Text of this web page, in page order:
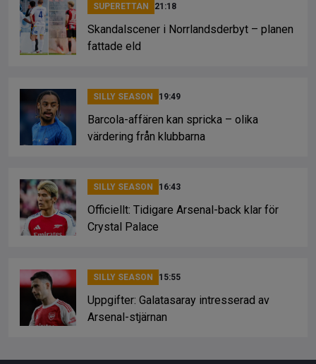
SUPERETTAN 21:18
Skandalscener i Norrlandsderbyt – planen
fattade eld
SILLY SEASON 19:49
Barcola-affären kan spricka – olika
värdering från klubbarna
SILLY SEASON 16:43
Officiellt: Tidigare Arsenal-back klar för
Crystal Palace
SILLY SEASON 15:55
Uppgifter: Galatasaray intresserad av
Arsenal-stjärnan